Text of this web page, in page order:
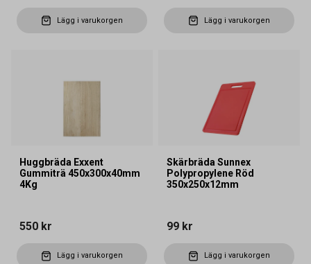
Lägg i varukorgen Lägg i varukorgen
Huggbräda Exxent
Gummiträ 450x300x40mm
4Kg
550 kr
Lägg i varukorgen
Skärbräda Sunnex
Polypropylene Röd
350x250x12mm
99 kr
Lägg i varukorgen